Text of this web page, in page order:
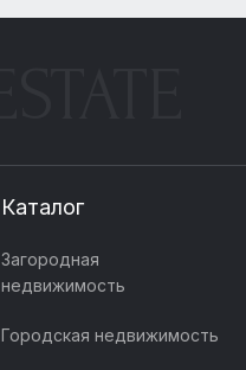
Каталог
Загородная
недвижимость
Городская недвижимость